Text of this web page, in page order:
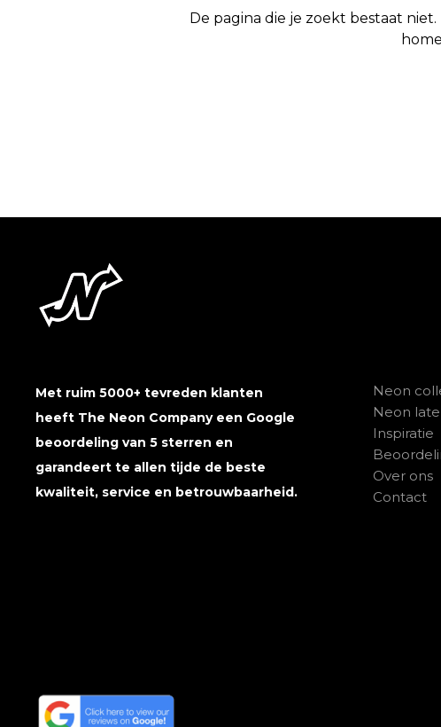
De pagina die je zoekt bestaat
Met ruim 5000+ tevreden klanten
heeft The Neon Company een Google
beoordeling van 5 sterren en
garandeert te allen tijde de beste
kwaliteit, service en betrouwbaarheid.
Neon
Neon
Inspiratie
Over ons
Contact